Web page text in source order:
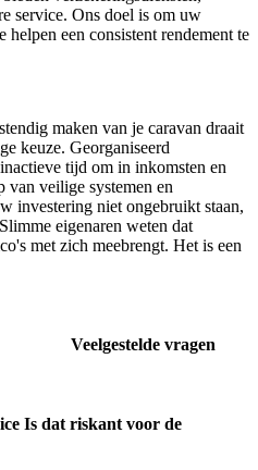
service. Ons doel is om uw
helpen een consistent rendement te
maken van je caravan draait
keuze. Georganiseerd
tijd om in inkomsten en
veilige systemen en
investering niet ongebruikt staan,
eigenaren weten dat
met zich meebrengt. Het is een
vragen
Is dat riskant voor de